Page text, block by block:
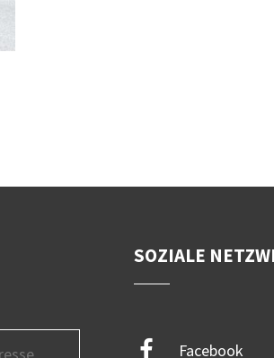
SOZIALE
Facebook